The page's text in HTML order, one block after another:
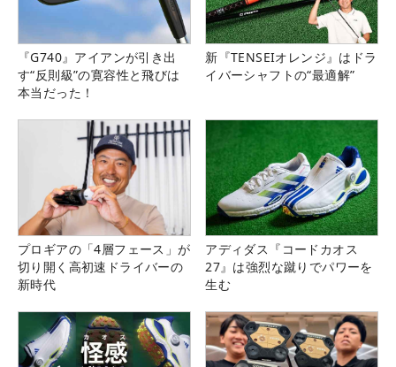
『G740』アイアンが引き出
す“反則級”の寛容性と飛びは
本当だった！
新『TENSEIオレンジ』はドラ
イバーシャフトの“最適解”
プロギアの「4層フェース」が
切り開く高初速ドライバーの
新時代
アディダス『コードカオス
27』は強烈な蹴りでパワーを
生む